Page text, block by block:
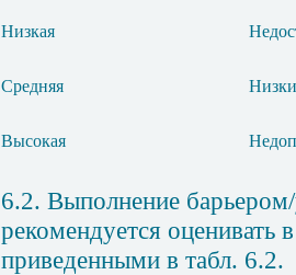
Низкая
Средняя
Высокая
6.2. Выполнение
рекомендуется оценивать
приведенными в табл. 6.2.